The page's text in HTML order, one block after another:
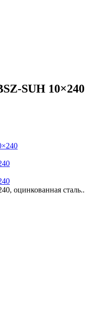
SUH 10×240
оцинкованная сталь..